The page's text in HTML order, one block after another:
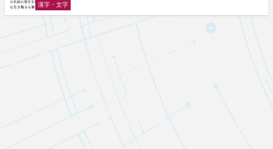
漢字・文字